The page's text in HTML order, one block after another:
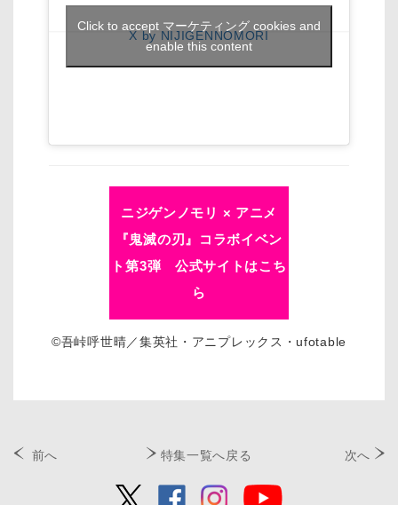
X by NIJIGENNOMORI
Click to accept マーケティング cookies and
enable this content
ニジゲンノモリ × アニメ
『鬼滅の刃』コラボイベン
ト第3弾 公式サイトはこち
ら
©吾峠呼世晴／集英社・アニプレックス・ufotable
前へ 特集一覧へ戻る 次へ